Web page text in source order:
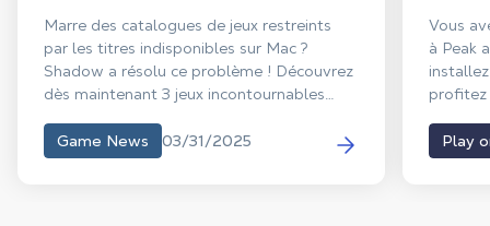
Marre des catalogues de jeux restreints
par les titres indisponibles sur Mac ?
Shadow a résolu ce problème ! Découvrez
dès maintenant 3 jeux incontournables
grâce à notre solution de cloud gaming.
Game News 03/31/2025
Vous
à Peak
profitez
un Mac
Play